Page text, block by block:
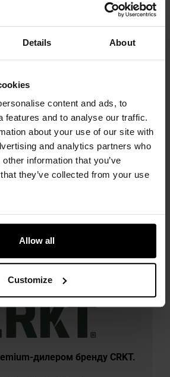
Details About
content and ads, to
features and to analyse our traffic.
about your use of our site with
and analytics partners who
information that you’ve
they’ve collected from your use
Allow all
Customize
ХАРАКТЕРИСТИКИ
1.4116
з G10
двостороннього
експлуатації
виробника та техніку безпеки
дилером бренду CRKT.